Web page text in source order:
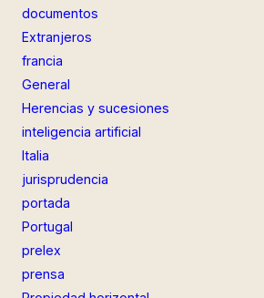
documentos
Extranjeros
francia
General
Herencias y sucesiones
inteligencia artificial
Italia
jurisprudencia
portada
Portugal
prelex
prensa